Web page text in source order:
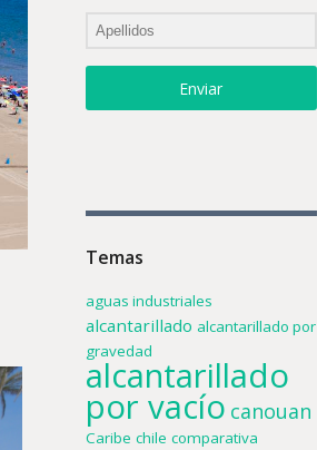
Enviar
Temas
aguas industriales
alcantarillado alcantarillado por
gravedad
alcantarillado
por vacío canouan
Caribe chile comparativa